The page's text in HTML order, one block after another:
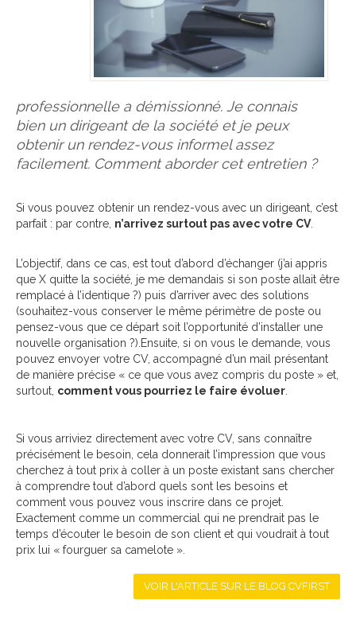
professionnelle a démissionné. Je connais
bien un dirigeant de la société et je peux
obtenir un rendez-vous informel assez
facilement. Comment aborder cet entretien ?
Si vous pouvez obtenir un rendez-vous avec un dirigeant, c’est
parfait : par contre, n’arrivez surtout pas avec votre CV.
L’objectif, dans ce cas, est tout d’abord d’échanger (j’ai appris
que X quitte la société, je me demandais si son poste allait être
remplacé à l’identique ?) puis d’arriver avec des solutions
(souhaitez-vous conserver le même périmètre de poste ou
pensez-vous que ce départ soit l’opportunité d’installer une
nouvelle organisation ?).Ensuite, si on vous le demande, vous
pouvez envoyer votre CV, accompagné d’un mail présentant
de manière précise « ce que vous avez compris du poste » et,
surtout, comment vous pourriez le faire évoluer
Si vous arriviez directement avec votre CV, sans connaître
précisément le besoin, cela donnerait l’impression que vous
cherchez à tout prix à coller à un poste existant sans chercher
à comprendre tout d’abord quels sont les besoins et
comment vous pouvez vous inscrire dans ce projet.
Exactement comme un commercial qui ne prendrait pas le
temps d’écouter le besoin de son client et qui voudrait à tout
prix lui « fourguer sa camelote ».
VOIR L'ARTICLE SUR LE BLOG CVFIRST